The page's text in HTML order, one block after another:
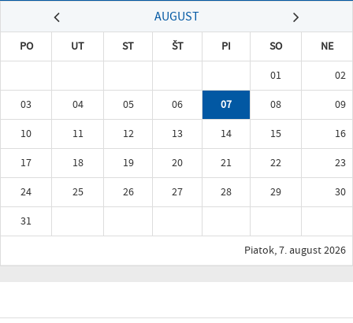
AUGUST
PO UT ST ŠT PI SO
NE
01
02
03
04 05 06 07 08
09
10
11 12 13 14 15
16
17
18 19 20 21 22
23
24
25 26 27 28 29
30
31
Piatok, 7. august 2026